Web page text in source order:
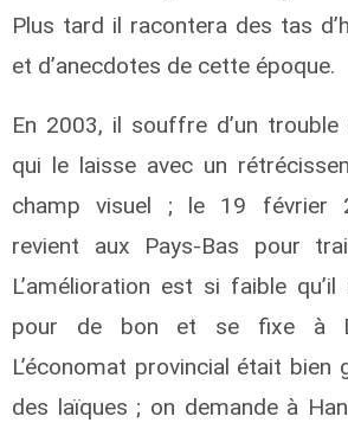
Plus tard il racontera des tas
et d’anecdotes de cette époque.
En 2003, il souffre d’un trouble
qui le laisse avec un
champ visuel ; le 19 février
revient aux Pays-Bas pour
L’amélioration est si faible
pour de bon et se fixe à
L’économat provincial était bien
des laïques ; on demande à